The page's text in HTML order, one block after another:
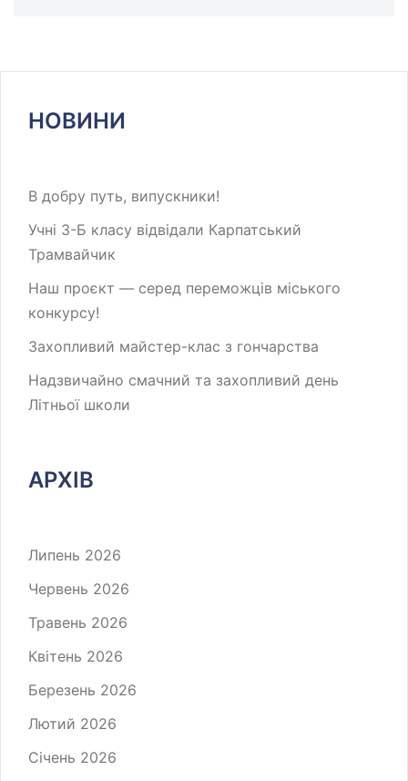
НОВИНИ
В добру путь, випускники!
Учні 3-Б класу відвідали Карпатський
Трамвайчик
Наш проєкт — серед переможців міського
конкурсу!
Захопливий майстер-клас з гончарства
Надзвичайно смачний та захопливий день
Літньої школи
АРХІВ
Липень 2026
Червень 2026
Травень 2026
Квітень 2026
Березень 2026
Лютий 2026
Січень 2026